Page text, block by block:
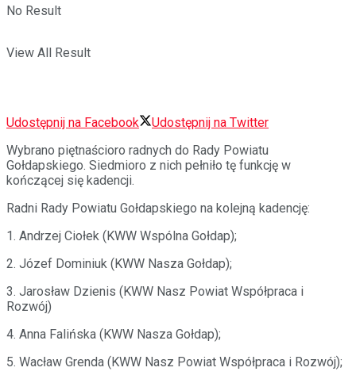
No Result
View All Result
Udostępnij na Facebook
Udostępnij na Twitter
Wybrano piętnaścioro radnych do Rady Powiatu
Gołdapskiego. Siedmioro z nich pełniło tę funkcję w
kończącej się kadencji.
Radni Rady Powiatu Gołdapskiego na kolejną kadencję:
1. Andrzej Ciołek (KWW Wspólna Gołdap);
2. Józef Dominiuk (KWW Nasza Gołdap);
3. Jarosław Dzienis (KWW Nasz Powiat Współpraca i
Rozwój)
4. Anna Falińska (KWW Nasza Gołdap);
5. Wacław Grenda (KWW Nasz Powiat Współpraca i Rozwój);